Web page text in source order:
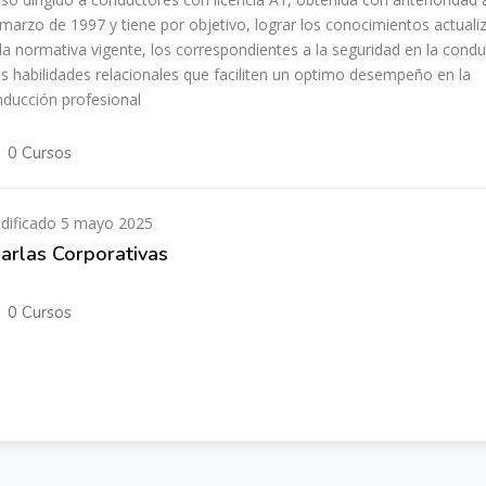
de 1997 y tiene por objetivo, lograr los conocimientos
normativa vigente, los correspondientes a la seguridad en la
habilidades relacionales que faciliten un optimo desempeño en la
profesional
0 Cursos
5 mayo 2025
Corporativas
0 Cursos